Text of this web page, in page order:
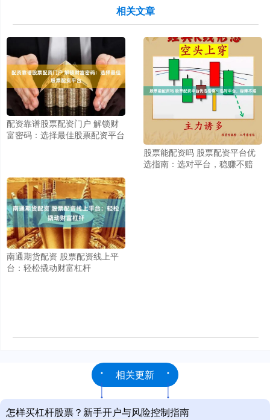
相关文章
配资靠谱股票配资门户 解锁财
富密码：选择最佳股票配资平台
股票能配资吗 股票配资平台优
选指南：选对平台，稳赚不赔
南通期货配资 股票配资线上平
台：轻松撬动财富杠杆
相关更新
怎样买杠杆股票？新手开户与风险控制指南